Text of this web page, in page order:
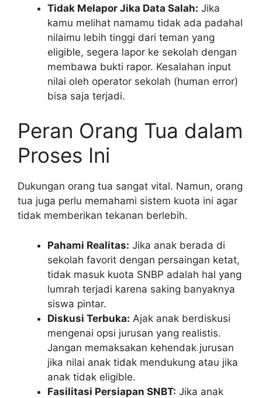
Tidak Melapor Jika Data Salah: Jika
kamu melihat namamu tidak ada padahal
nilaimu lebih tinggi dari teman yang
eligible, segera lapor ke sekolah dengan
membawa bukti rapor. Kesalahan input
nilai oleh operator sekolah (human error)
bisa saja terjadi.
Peran Orang Tua dalam
Proses Ini
Dukungan orang tua sangat vital. Namun, orang
tua juga perlu memahami sistem kuota ini agar
tidak memberikan tekanan berlebih.
Pahami Realitas: Jika anak berada di
sekolah favorit dengan persaingan ketat,
tidak masuk kuota SNBP adalah hal yang
lumrah terjadi karena saking banyaknya
siswa pintar.
Diskusi Terbuka: Ajak anak berdiskusi
mengenai opsi jurusan yang realistis.
Jangan memaksakan kehendak jurusan
jika nilai anak tidak mendukung atau jika
anak tidak eligible.
Fasilitasi Persiapan SNBT: Jika anak